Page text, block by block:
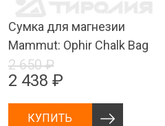
Сумка для магнезии
Mammut: Ophir Chalk Bag
2 650 ₽
2 438 ₽
КУПИТЬ